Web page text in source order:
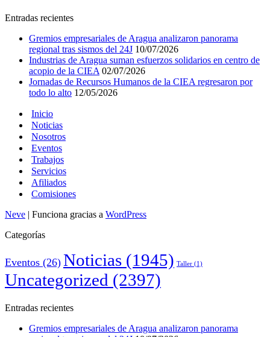
Entradas recientes
Gremios empresariales de Aragua analizaron panorama
regional tras sismos del 24J 10/07/2026
Industrias de Aragua suman esfuerzos solidarios en centro de
acopio de la CIEA 02/07/2026
Jornadas de Recursos Humanos de la CIEA regresaron por
todo lo alto 12/05/2026
Inicio
Noticias
Nosotros
Eventos
Trabajos
Servicios
Afiliados
Comisiones
Neve | Funciona gracias a WordPress
Categorías
Eventos (26) Noticias (1945) Taller (1)
Uncategorized (2397)
Entradas recientes
Gremios empresariales de Aragua analizaron panorama